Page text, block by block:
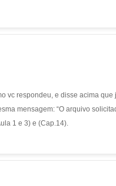
vc respondeu, e disse acima
mensagem: “O arquivo
1 e 3) e (Cap.14).